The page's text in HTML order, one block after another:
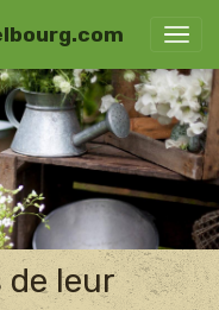
leur